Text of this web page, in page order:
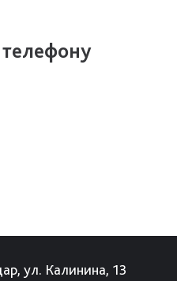
ул. Калинина, 13